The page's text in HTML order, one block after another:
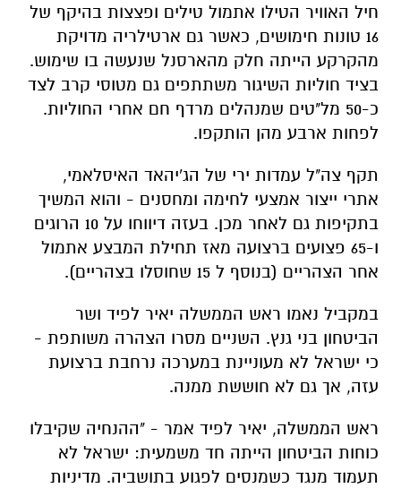
חיל האוויר הטילו אתמול טילים ופצצות בהיקף של
16 טונות חימושים, כאשר גם ארטילריה מדויקת
מהקרקע הייתה חלק מהארסנל שנעשה בו שימוש.
בציד חוליות השיגור משתתפים גם מטוסי קרב לצד
כ-50 מל"טים שמנהלים מרדף חם אחרי החוליות.
לפחות ארבע מהן הותקפו.
תקף צה"ל עמדות ירי של הג'יהאד האיסלאמי,
אתרי ייצור אמצעי לחימה ומחסנים - והוא המשיך
בתקיפות גם לאחר מכן. בעזה דיווחו על 10 הרוגים
ו-65 פצועים ברצועה מאז תחילת המבצע אתמול
אחר הצהריים (בנוסף ל 15 שחוסלו בצהריים).
במקביל נאמו ראש הממשלה יאיר לפיד ושר
הביטחון בני גנץ. השניים מסרו הצהרה משותפת -
כי ישראל לא מעוניינת במערכה נרחבת ברצועת
עזה, אך גם לא חוששת ממנה.
ראש הממשלה, יאיר לפיד אמר - "ההנחיה שקיבלו
כוחות הביטחון הייתה חד משמעית: ישראל לא
תעמוד מנגד כשמנסים לפגוע בתושביה. מדיניות